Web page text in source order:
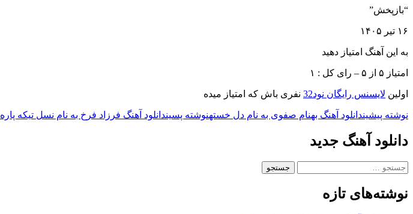
“بازپخش”
۱۶ تیر ۱۴۰۵
به این آهنگ امتیاز دهید
امتیاز ۵ از ۵ – رای کل : ۱
اولین لایسنس رایگان نود32 نفری باش که امتیاز میده
ناوبری
نوشته
نوشته پیشیندانلود آهنگ بهنام صفوی به نام دل خستهنوشته پسیندانلود آهنگ فرزاد فرخ به نام نسل تیکه پاره
دانلود آهنگ جدید
جستجو
نوشته‌های تازه